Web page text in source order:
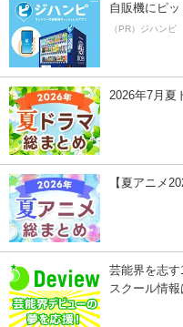
自販機にピ
（PR）ジハンピ
2026年7月夏
【夏アニメ
芸能界を志す
スクール情